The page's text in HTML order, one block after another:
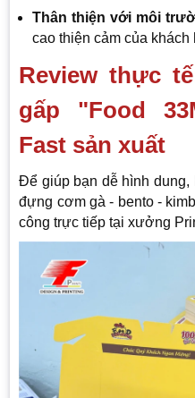
Thân thiện với môi
cao thiện cảm của
Review thực
gấp "Food
Fast sản xuất
Để giúp bạn dễ hình dung,
đựng cơm gà - bento -
công trực tiếp tại xưởng